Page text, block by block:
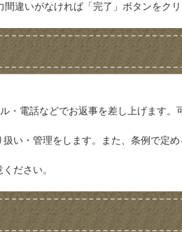
違いがなければ「完了」ボタンをクリ
・電話などでお返事を差し上げます。
い・管理をします。また、条例で定
ださい。